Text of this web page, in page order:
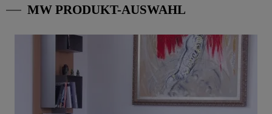
MW PRODUKT-AUSWAHL